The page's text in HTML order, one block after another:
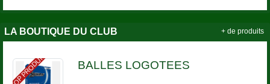
LA BOUTIQUE DU CLUB
TOP PRODUIT BALLES LOGOTEES
+ de produits